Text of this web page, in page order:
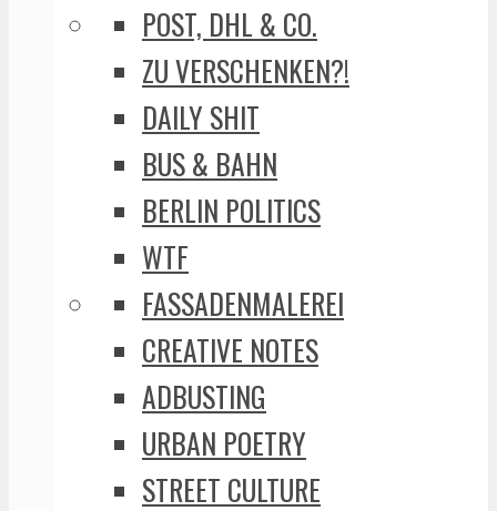
POST, DHL & CO.
ZU VERSCHENKEN?!
DAILY SHIT
BUS & BAHN
BERLIN POLITICS
WTF
FASSADENMALEREI
CREATIVE NOTES
ADBUSTING
URBAN POETRY
STREET CULTURE